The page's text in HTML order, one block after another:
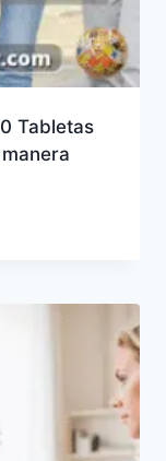
Tabletas